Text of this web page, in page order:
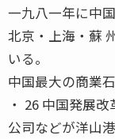
一九八一年に中
北京・上海・蘇
いる。
中国最大の商業
・ 26 中国発展
公司などが洋山